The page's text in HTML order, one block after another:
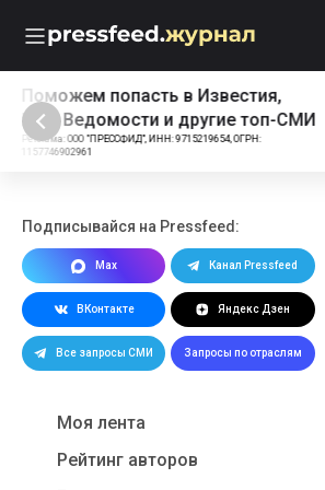
Что действительно работает в
B2B-продажах
Подписывайся на Pressfeed:
Max Канал Pressfeed
ВКонтакте Яндекс Дзен
Все запросы СМИ Запросы по отраслям
Моя лента
Рейтинг авторов